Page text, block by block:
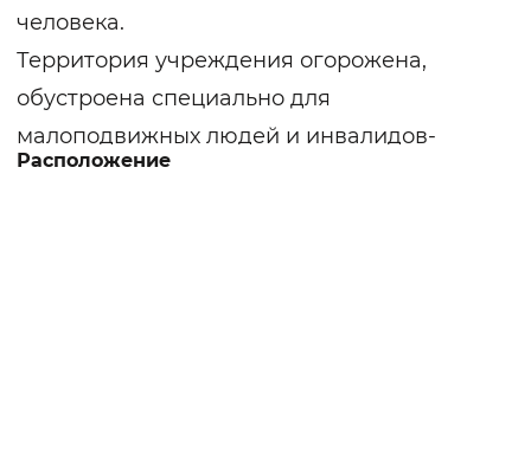
человека.
Территория учреждения огорожена,
обустроена специально для
малоподвижных людей и инвалидов-
колясочников. Имеется своя парковая
Расположение